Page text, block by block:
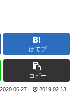
はてブ
コピー
2020.06.27 2019.02.13